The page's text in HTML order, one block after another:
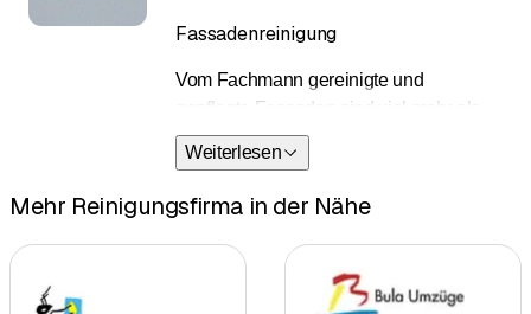
Fassadenreinigung
Vom Fachmann gereinigte und
gepflegte Fassaden sind viel mehr als
nur Kosmetik - damit wird der Wert eines
Gebäudes über Jahre erhalten.
Weiterlesen
Mehr Reinigungsfirma in der Nähe